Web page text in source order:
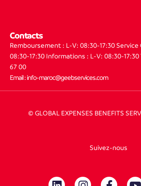
Contacts
Remboursement : L-V: 08:30-17:30 Service
08:30-17:30 Informations : L-V: 08:30-17:30
67 00
Email : info-maroc@geebservices.com
© GLOBAL EXPENSES BENEFITS
Suivez-nous